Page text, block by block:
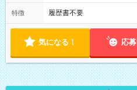
特徴 履歴書不要
気になる！ 応